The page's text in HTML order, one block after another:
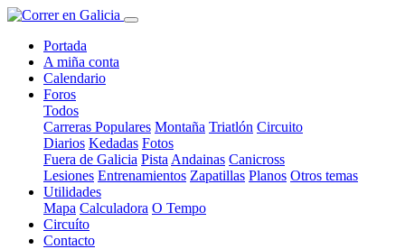
Portada
A miña conta
Calendario
Foros
Todos
Carreras Populares Montaña Triatlón Circuito
Diarios Kedadas Fotos
Fuera de Galicia Pista Andainas Canicross
Lesiones Entrenamientos Zapatillas Planos Otros temas
Utilidades
Mapa Calculadora O Tempo
Circuíto
Contacto